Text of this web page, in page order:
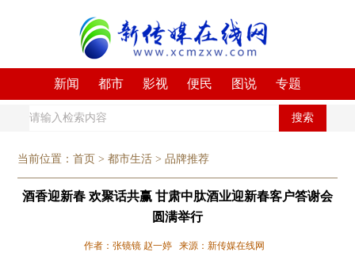
新闻 都市 影视 便民 图说 专题
搜索
当前位置：首页 >都市生活 >品牌推荐
酒香迎新春 欢聚话共赢 甘肃中肽酒业迎新春客户答谢会
圆满举行
作者：张镜镜 赵一婷 来源：新传媒在线网